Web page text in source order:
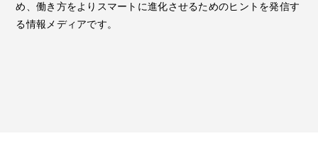
め、働き方をよりスマートに進化させるためのヒントを発信す
る情報メディアです。